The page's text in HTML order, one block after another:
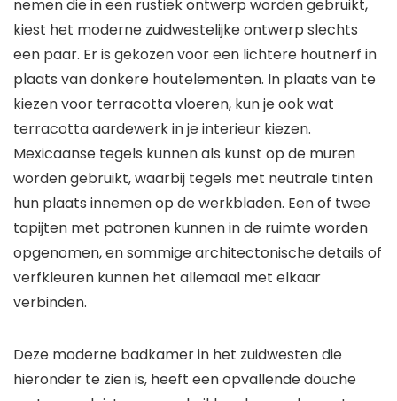
nemen die in een rustiek ontwerp worden gebruikt,
kiest het moderne zuidwestelijke ontwerp slechts
een paar. Er is gekozen voor een lichtere houtnerf in
plaats van donkere houtelementen. In plaats van te
kiezen voor terracotta vloeren, kun je ook wat
terracotta aardewerk in je interieur kiezen.
Mexicaanse tegels kunnen als kunst op de muren
worden gebruikt, waarbij tegels met neutrale tinten
hun plaats innemen op de werkbladen. Een of twee
tapijten met patronen kunnen in de ruimte worden
opgenomen, en sommige architectonische details of
verfkleuren kunnen het allemaal met elkaar
verbinden.
Deze moderne badkamer in het zuidwesten die
hieronder te zien is, heeft een opvallende douche